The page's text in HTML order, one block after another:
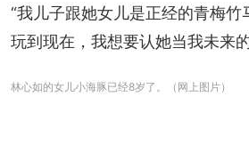
“我儿子跟她女儿是正经的青梅
玩到现在，我想要认她当我未来
林心如的女儿小海豚已经8岁了。（网上图片）